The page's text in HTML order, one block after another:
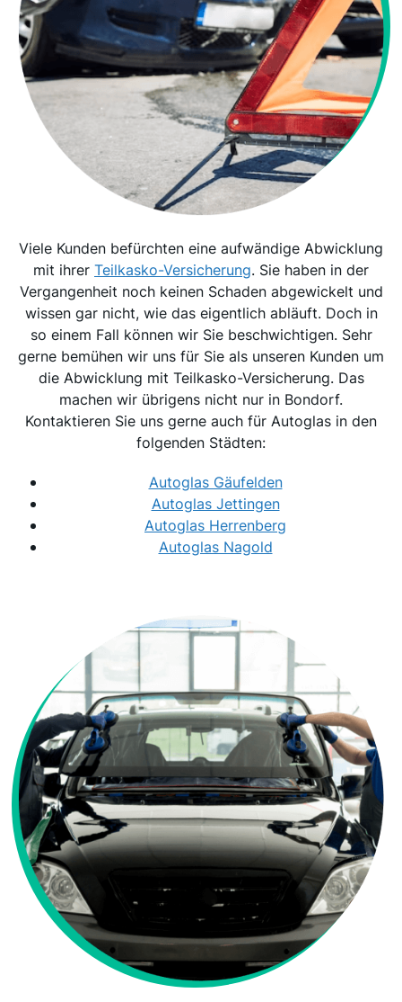
Viele Kunden befürchten eine aufwändige Abwicklung
mit ihrer Teilkasko-Versicherung. Sie haben in der
Vergangenheit noch keinen Schaden abgewickelt und
wissen gar nicht, wie das eigentlich abläuft. Doch in
so einem Fall können wir Sie beschwichtigen. Sehr
gerne bemühen wir uns für Sie als unseren Kunden um
die Abwicklung mit Teilkasko-Versicherung. Das
machen wir übrigens nicht nur in Bondorf.
Kontaktieren Sie uns gerne auch für Autoglas in den
folgenden Städten:
Autoglas Gäufelden
Autoglas Jettingen
Autoglas Herrenberg
Autoglas Nagold